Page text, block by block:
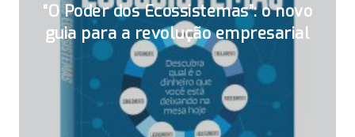
“O Poder dos Ecossistemas”: o novo
guia para a revolução empresarial